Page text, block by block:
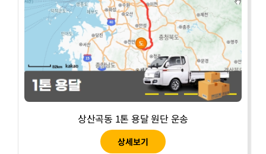
상산곡동 1톤 용달 원단 운송
상세보기